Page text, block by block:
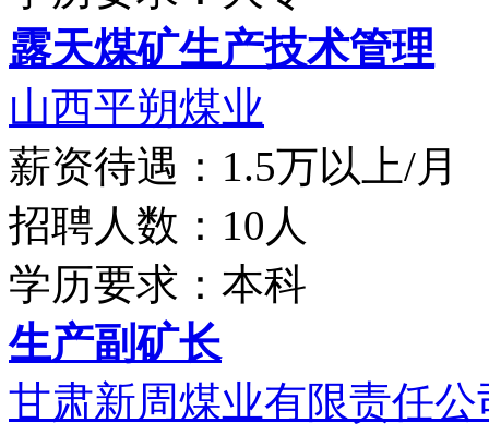
露天煤矿生产技术管理
山西平朔煤业
薪资待遇：1.5万以上/月
招聘人数：10人
学历要求：本科
生产副矿长
甘肃新周煤业有限责任公